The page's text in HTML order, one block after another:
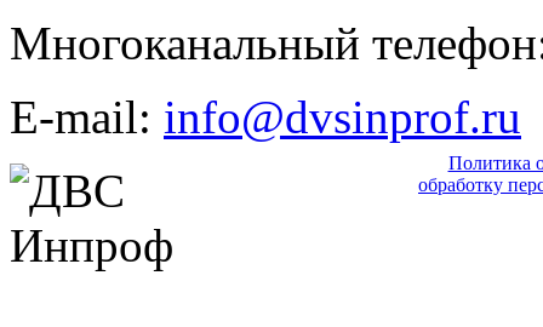
Многоканальный
E-mail: info@dvsinprof.ru
Политика
обработку